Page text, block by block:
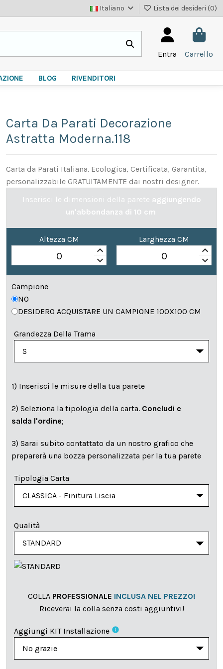
Italiano Lista dei desideri (0)
Entra Carrello
BLOG RIVENDITORI
Carta Da Parati Decorazione
Astratta Moderna.118
Carta da Parati Italiana. Ecologica, Certificata, Garantita,
personalizzabile GRATUITAMENTE dai nostri designer.
Inserisci le dimensioni della parete aggiungendo
un'abbondanza di 10 cm
Altezza CM
keyboard_arrow_up
keyboard_arrow_down
Larghezza CM
keyboard_arrow_up
keyboard_arrow_down
Campione
NO
DESIDERO ACQUISTARE UN CAMPIONE 100X100 CM
Grandezza Della Trama
1) Inserisci le misure della tua parete
2) Seleziona la tipologia della carta. Concludi e
salda l'ordine;
3) Sarai subito contattato da un nostro grafico che
preparerà una bozza personalizzata per la tua parete
Tipologia Carta
Qualità
COLLA PROFESSIONALE INCLUSA NEL PREZZO!
Riceverai la colla senza costi aggiuntivi!
Aggiungi KIT Installazione info